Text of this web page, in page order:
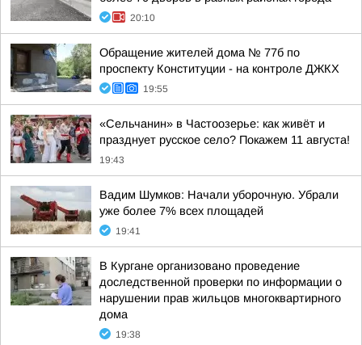
20:10
Обращение жителей дома № 77б по
проспекту Конституции - на контроле ДЖКХ
19:55
«Сельчанин» в Частоозерье: как живёт и
празднует русское село? Покажем 11 августа!
19:43
Вадим Шумков: Начали уборочную. Убрали
уже более 7% всех площадей
19:41
В Кургане организовано проведение
доследственной проверки по информации о
нарушении прав жильцов многоквартирного
дома
19:38